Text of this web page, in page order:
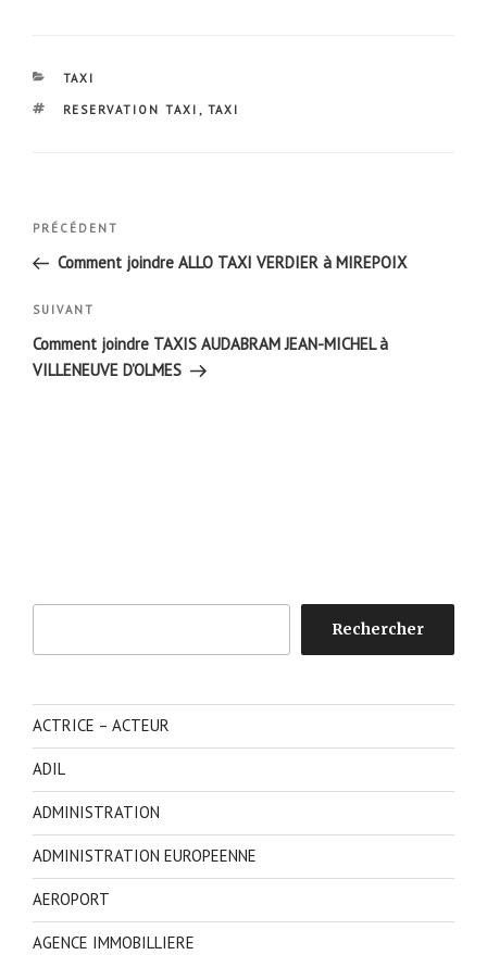
CATÉGORIES
TAXI
ÉTIQUETTES
RESERVATION TAXI , TAXI
Navigation
l’article
Article
précédent
PRÉCÉDENT
Comment joindre ALLO TAXI VERDIER à MIREPOIX
Article
suivant
SUIVANT
Comment joindre TAXIS AUDABRAM JEAN-MICHEL à
VILLENEUVE D’OLMES
Rechercher
ACTRICE – ACTEUR
ADIL
ADMINISTRATION
ADMINISTRATION EUROPEENNE
AEROPORT
AGENCE IMMOBILLIERE